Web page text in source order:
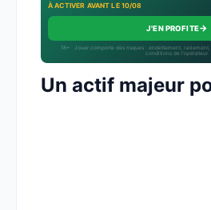
À ACTIVER AVANT LE 10/08
J'EN PROFITE→
18+ · Jouer comporte des risques : endettement,
conditions de l’opérateur.
Un actif majeur